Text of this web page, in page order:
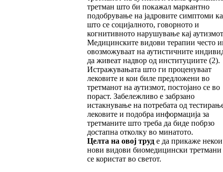
третман што би покажал маркантно
подобрување на јадровите симптоми
што се социјалното, говорното и
когнитивното нарушување кај
Медицинските видови терапии често
овозможуваат на аутистичните
да живеат надвор од институциите (2).
Истражувањата што ги проценуваат
лековите и кои биле предложени во
третманот на аутизмот, постојано се во
пораст. Забележливо е забрзано
истакнување на потребата од
лековите и подобра информација за
третманите што треба да биде побрзо
достапна отколку во минатото.
Целта на овој труде да прикаже некои
нови видови биомедицински
се користат во светот.